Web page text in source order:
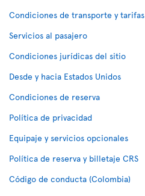
Condiciones de transporte y tarifas
Servicios al pasajero
Condiciones jurídicas del sitio
Desde y hacia Estados Unidos
Condiciones de reserva
Política de privacidad
Equipaje y servicios opcionales
Política de reserva y billetaje CRS
Código de conducta (Colombia)